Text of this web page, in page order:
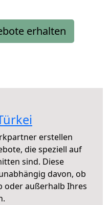
erhalten
erstellen
die speziell auf
sind. Diese
davon, ob
oder außerhalb Ihres